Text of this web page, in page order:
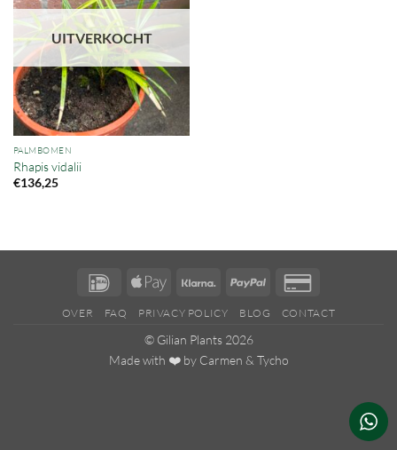
UITVERKOCHT
PALMBOMEN
Rhapis vidalii
€136,25
IDeal
Apple
Klarna PayPal
2
OVER FAQ PRIVACY POLICY BLOG CONTACT
© Gilian Plants 2026
Made with ❤️ by Carmen & Tycho